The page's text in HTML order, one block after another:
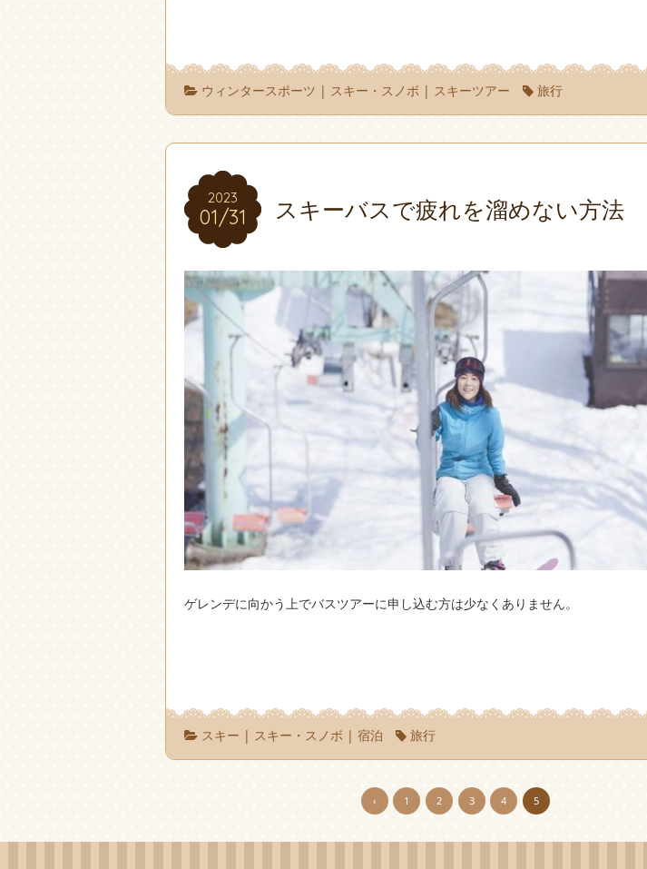
ウィンタースポーツ | スキー・スノボ | スキーツアー 旅行
2023
01/31
2023
01/31 スキーバスで疲れを溜めない方法
ゲレンデに向かう上でバスツアーに申し込む方は少なくありません。
スキー | スキー・スノボ |宿泊 旅行
‹ 1 2 3 4 5